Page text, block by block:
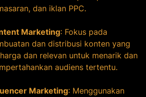
dan iklan PPC.
Marketing: Fokus pada
dan distribusi konten yang
dan relevan untuk menarik dan
audiens tertentu.
Marketing: Menggunakan